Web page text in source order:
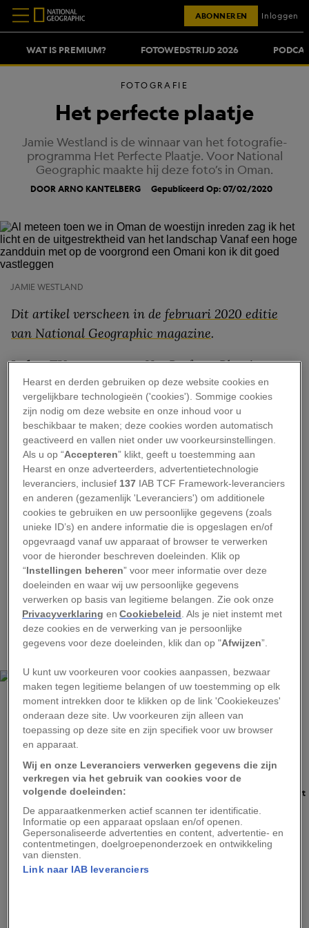
WAT IS PREMIUM? FOTOWEDSTRIJD 2026
ABONNEREN Inloggen
FOTOGRAFIE
Het perfecte plaatje
Jamie Westland is de winnaar van het fotografie-
programma Het Perfecte Plaatje. Voor National
Geographic maakte hij deze foto’s in Oman.
DOOR ARNO KANTELBERG Gepubliceerd Op: 07/02/2020
JAMIE WESTLAND
Dit artikel verscheen in de februari 2020 editie
van National Geographic magazine.
In het TV-programmaHet Perfecte Plaatje
krijgen acht bekende Nederlanders een
fotografiecursus onder begeleiding van
beroepsfotografen. Binnen enkele weken moeten
ze zich de diverse technieken en andere facetten
van de fotografie eigen maken. Elke week valt er
een kandidaat af, tot er uiteindelijk twee
finalisten overblijven.
Op de winnaar van Het Perfecte Plaatje, een
succesvol RTL4-programma dat zijn vierde
seizoen beleefde, wacht behalve eeuwige roem
nog een beloning. De winnende fotograaf krijgt
een publicatie van zijn werk in National
Geographic: de grote prijs waar de kandidaten
gedurende de reeks uitzendingen om strijden.
JAMIE WESTLAND
‘Omani zijn gastvrij, maar niet happig om te worden gefotografeerd,’ zegt
Westland. ‘Deze oude man was een van de weinigen die zich wel graag
lieten fotograferen, misschien omdat hij weet dat hij fotogeniek is.’
Dit jaar stonden in de finale tegenover elkaar:
Kees Tol, presentator, en Jamie Westland,
Hearst en derden gebruiken op deze website cookies en
vergelijkbare technologieën ('cookies'). Sommige cookies
zijn nodig om deze website en onze inhoud voor u
beschikbaar te maken; deze cookies worden automatisch
geactiveerd en vallen niet onder uw voorkeursinstellingen.
Als u op “Accepteren” klikt, geeft u toestemming aan
Hearst en onze adverteerders, advertentietechnologie
leveranciers, inclusief 137 IAB TCF Framework-leveranciers
en anderen (gezamenlijk 'Leveranciers') om additionele
cookies te gebruiken en uw persoonlijke gegevens (zoals
unieke ID’s) en andere informatie die is opgeslagen en/of
opgevraagd vanaf uw apparaat of browser te verwerken
voor de hieronder beschreven doeleinden. Klik op
“Instellingen beheren” voor meer informatie over deze
doeleinden en waar wij uw persoonlijke gegevens
verwerken op basis van legitieme belangen. Zie ook onze
Privacyverklaring enCookiebeleid . Als je niet instemt met
deze cookies en de verwerking van je persoonlijke
gegevens voor deze doeleinden, klik dan op "Afwijzen”.
U kunt uw voorkeuren voor cookies aanpassen, bezwaar
maken tegen legitieme belangen of uw toestemming op elk
moment intrekken door te klikken op de link 'Cookiekeuzes'
onderaan deze site. Uw voorkeuren zijn alleen van
toepassing op deze site en zijn specifiek voor uw browser
en apparaat.
Wij en onze Leveranciers verwerken gegevens die zijn
verkregen via het gebruik van cookies voor de
volgende doeleinden:
De apparaatkenmerken actief scannen ter identificatie.
Informatie op een apparaat opslaan en/of openen.
Gepersonaliseerde advertenties en content, advertentie- en
contentmetingen, doelgroepenonderzoek en ontwikkeling
van diensten.
Link naar IAB leveranciers